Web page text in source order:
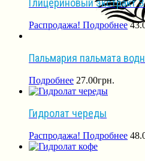
Глицериновый экстракт
Распродажа! Подробнее
Пальмария пальмата
Подробнее 27.00грн.
Гидролат череды
Распродажа! Подробнее